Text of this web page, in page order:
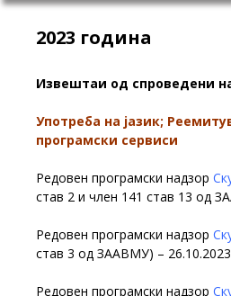
2023 година
Извештаи од спроведени
Употреба на јазик;
програмски сервиси
Редовен програмски надзор
став 2 и член 141 став 13 од
Редовен програмски надзор
став 3 од ЗААВМУ) – 26.10.2023
Редовен програмски надзор